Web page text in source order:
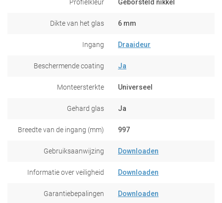
Profielkleur Geborsteld nikkel
Dikte van het glas 6 mm
Ingang Draaideur
Beschermende coating Ja
Monteersterkte Universeel
Gehard glas Ja
Breedte van de ingang (mm) 997
Gebruiksaanwijzing Downloaden
Informatie over veiligheid Downloaden
Garantiebepalingen Downloaden